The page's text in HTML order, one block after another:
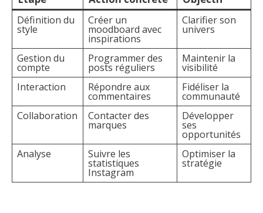
Définition du
style
Créer un
moodboard avec
inspirations
Clarifier son
univers
Gestion du
compte
Programmer des
posts réguliers
Maintenir la
visibilité
Interaction
Répondre aux
commentaires
Fidéliser la
communauté
Collaboration
Contacter des
marques
Développer
ses
opportunités
Analyse
Suivre les
statistiques
Instagram
Optimiser la
stratégie